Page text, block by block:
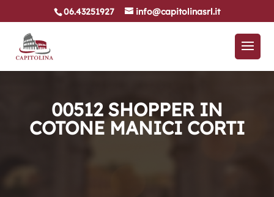
06.43251927 info@capitolinasrl.it
00512 SHOPPER IN
COTONE MANICI CORTI